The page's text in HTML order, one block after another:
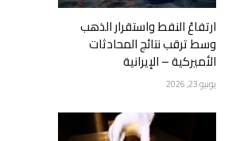
ارتفاعُ النفط واستقرار الذهب
وسط ترقب نتائج المحادثات
الأميركية – الإيرانية
يونيو 23, 2026